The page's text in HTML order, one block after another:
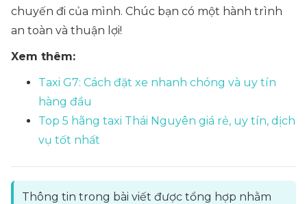
chuyến đi của mình. Chúc bạn có một hành trình
an toàn và thuận lợi!
Xem thêm:
Taxi G7: Cách đặt xe nhanh chóng và uy tín
hàng đầu
Top 5 hãng taxi Thái Nguyên giá rẻ, uy tín, dịch
vụ tốt nhất
Thông tin trong bài viết được tổng hợp nhằm